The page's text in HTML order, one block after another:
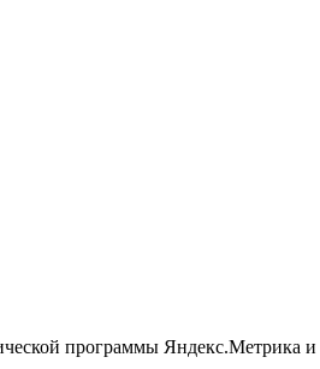
программы Яндекс.Метрика и